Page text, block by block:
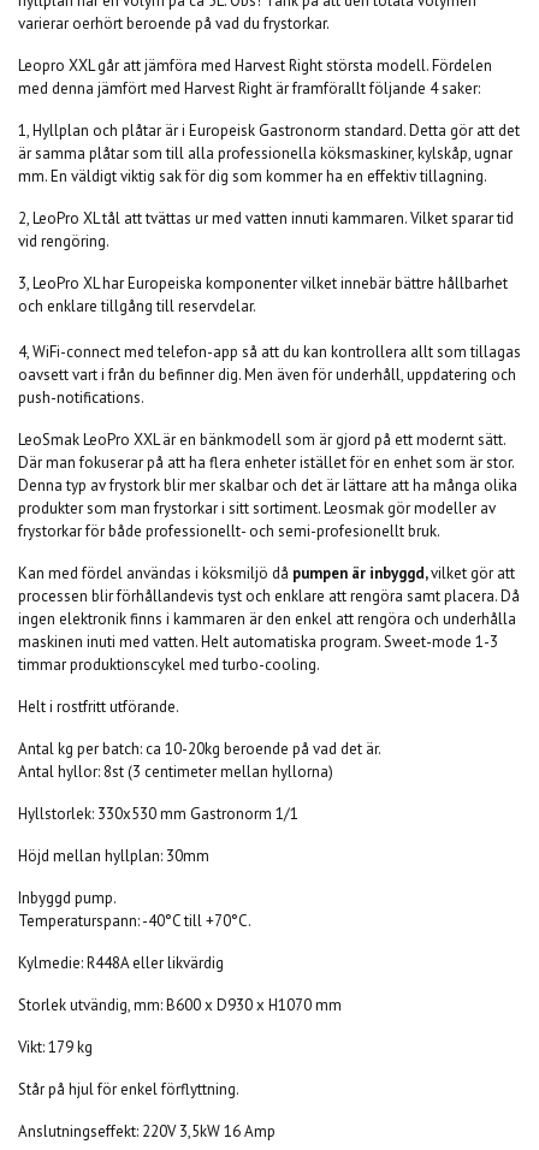
varierar oerhört beroende på vad du frystorkar.
Leopro XXL går att jämföra med Harvest Right största modell. Fördelen
med denna jämfört med Harvest Right är framförallt följande 4 saker:
1, Hyllplan och plåtar är i Europeisk Gastronorm standard. Detta gör att det
är samma plåtar som till alla professionella köksmaskiner, kylskåp, ugnar
mm. En väldigt viktig sak för dig som kommer ha en effektiv tillagning.
2, LeoPro XL tål att tvättas ur med vatten innuti kammaren. Vilket sparar tid
vid rengöring.
3, LeoPro XL har Europeiska komponenter vilket innebär bättre hållbarhet
och enklare tillgång till reservdelar.
4, WiFi-connect med telefon-app så att du kan kontrollera allt som tillagas
oavsett vart i från du befinner dig. Men även för underhåll, uppdatering och
push-notifications.
LeoSmak LeoPro XXL är en bänkmodell som är gjord på ett modernt sätt.
Där man fokuserar på att ha flera enheter istället för en enhet som är stor.
Denna typ av frystork blir mer skalbar och det är lättare att ha många olika
produkter som man frystorkar i sitt sortiment. Leosmak gör modeller av
frystorkar för både professionellt- och semi-profesionellt bruk.
Kan med fördel användas i köksmiljö då pumpen är inbyggd,vilket gör att
processen blir förhållandevis tyst och enklare att rengöra samt placera. Då
ingen elektronik finns i kammaren är den enkel att rengöra och underhålla
maskinen inuti med vatten. Helt automatiska program. Sweet-mode 1-3
timmar produktionscykel med turbo-cooling.
Helt i rostfritt utförande.
Antal kg per batch: ca 10-20kg beroende på vad det är.
Antal hyllor: 8st (3 centimeter mellan hyllorna)
Hyllstorlek: 330x530 mm Gastronorm 1/1
Höjd mellan hyllplan: 30mm
Inbyggd pump.
Temperaturspann: -40°C till +70°C.
Kylmedie: R448A eller likvärdig
Storlek utvändig, mm: B600 x D930 x H1070 mm
Vikt: 179 kg
Står på hjul för enkel förflyttning.
Anslutningseffekt: 220V 3,5kW 16 Amp